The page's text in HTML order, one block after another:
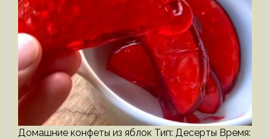
Домашние конфеты из яблок Тип: Десерты Время: